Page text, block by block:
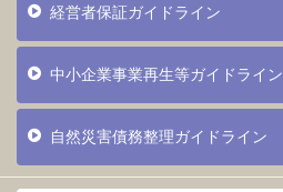
経営者保証ガイドライン
中小企業事業再生等ガイドライン
自然災害債務整理ガイドライン